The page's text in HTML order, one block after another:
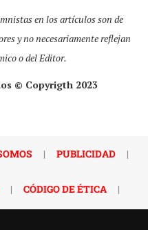
en los artículos son de
y no necesariamente reflejan
o del Editor.
© Copyrigth 2023
| PUBLICIDAD |
| CÓDIGO DE ÉTICA |